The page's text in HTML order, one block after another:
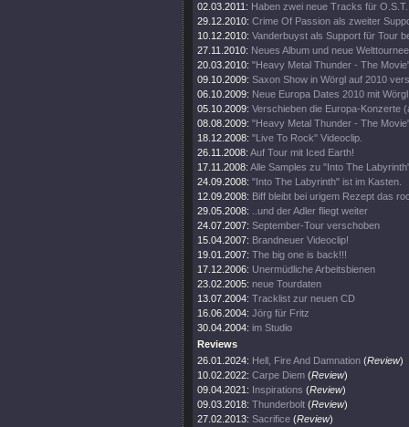
02.03.2011: Haben zwei neue Tracks für
29.12.2010: Crime Of Passion als zweiter
10.12.2010: Vanderbuyst als Support für Tour
27.11.2010: Neues Album und neue
20.03.2010: "Heavy Metal Thunder - The
09.10.2009: Saxon Show in Wörgl auf 2010
06.10.2009: Neue Europa Dates 2010 mit
05.10.2009: Verschieben die Europa-Konzerte
08.08.2009: "Heavy Metal Thunder - The
18.12.2008: "Live To Rock" Videoclip.
26.11.2008: Auf Tour mit Iced Earth!
17.11.2008: Alle Samples zu "Into The
24.09.2008: "Into The Labyrinth" ist im Kasten.
12.09.2008: Biff bleibt bei urigem Rezept das
29.05.2008:
..und der Adler fliegt weiter
24.07.2007: September-Tour verschoben
15.04.2007: Brandneuer Videoclip!
19.01.2007: The big one is back!!!
17.12.2006: Unermüdliche Arbeitsbienen
23.02.2005: neue Tourdaten
13.07.2004: Tracklist zur neuen CD
16.06.2004: Jörg für Fritz
30.04.2004: im Studio
Reviews
26.01.2024: Hell, Fire And Damnation (Review)
10.02.2022: Carpe Diem (Review)
09.04.2021: Inspirations (Review)
09.03.2018: Thunderbolt (Review)
27.02.2013: Sacrifice (Review)